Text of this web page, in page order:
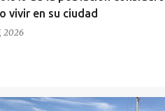
vivir en su ciudad
2026